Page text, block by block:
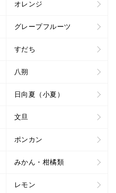
オレンジ
グレープフルーツ
すだち
八朔
日向夏（小夏）
文旦
ポンカン
みかん・柑橘類
レモン